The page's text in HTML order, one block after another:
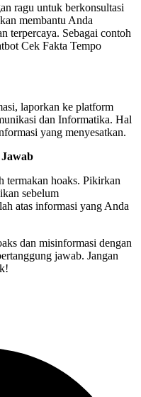
ragu untuk berkonsultasi
membantu Anda
terpercaya. Sebagai contoh
Cek Fakta Tempo
laporkan ke platform
dan Informatika. Hal
yang menyesatkan.
termakan hoaks. Pikirkan
sebelum
atas informasi yang Anda
dan misinformasi dengan
jawab. Jangan